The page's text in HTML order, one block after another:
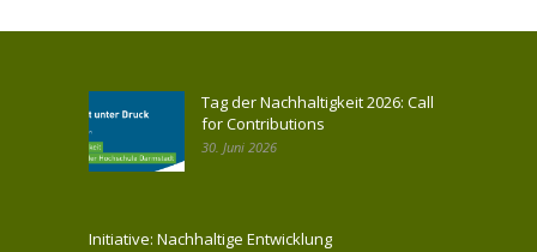
Tag der Nachhaltigkeit 2026: Call
for Contributions
30. Juni 2026
Initiative: Nachhaltige Entwicklung